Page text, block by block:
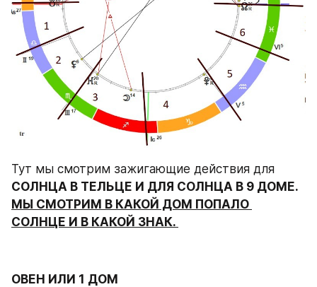
МЫ СМОТРИМ В КАКОЙ ДОМ ПОПАЛО
СОЛНЦЕ И В КАКОЙ ЗНАК.
ОВЕН ИЛИ 1 ДОМ